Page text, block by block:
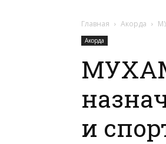
Главная Акорда
Акорда
и